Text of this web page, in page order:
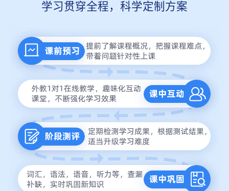
学习贯穿全程，科学定制方案